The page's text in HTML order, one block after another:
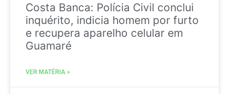
Costa Banca: Polícia Civil conclui
inquérito, indicia homem por furto
e recupera aparelho celular em
Guamaré
VER MATÉRIA »